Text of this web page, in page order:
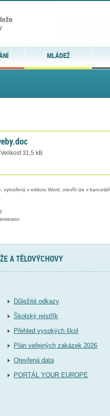
MLÁDEŽ
31,5 kB
vytvořený v editoru Word, otevřít lze v
A TĚLOVÝCHOVY
Důležité odkazy
Školský rejstřík
Přehled vysokých škol
Plán veřejných zakázek 2026
Otevřená data
PORTÁL YOUR EUROPE